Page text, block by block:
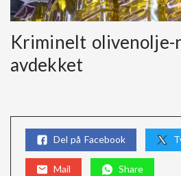
Kriminelt
avdekket
Del på Facebook
Mail Share